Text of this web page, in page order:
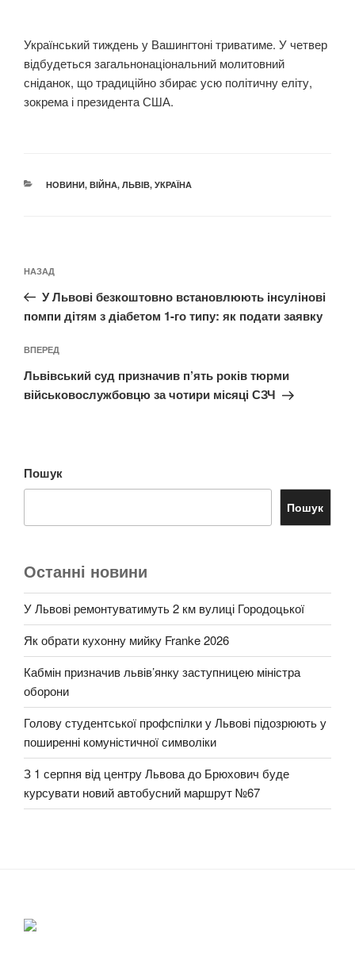
Український тиждень у Вашингтоні триватиме. У четвер
відбудеться загальнонаціональний молитовний
сніданок, що традиційно збирає усю політичну еліту,
зокрема і президента США.
КАТЕГОРІЇ
НОВИНИ, ВІЙНА, ЛЬВІВ, УКРАЇНА
записів
Попередній
запис:
НАЗАД
У Львові безкоштовно встановлюють інсулінові
помпи дітям з діабетом 1-го типу: як подати заявку
Наступний
запис
ВПЕРЕД
Львівський суд призначив п’ять років тюрми
військовослужбовцю за чотири місяці СЗЧ
Пошук
Пошук
Останні новини
У Львові ремонтуватимуть 2 км вулиці Городоцької
Як обрати кухонну мийку Franke 2026
Кабмін призначив львів’янку заступницею міністра
оборони
Голову студентської профспілки у Львові підозрюють у
поширенні комуністичної символіки
З 1 серпня від центру Львова до Брюхович буде
курсувати новий автобусний маршрут №67